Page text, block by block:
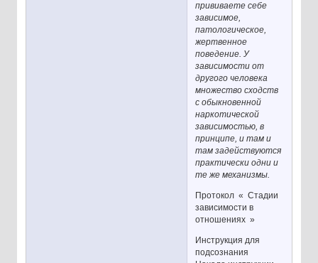
прививаете себе
зависимое,
патологическое,
жертвенное
поведение. У
зависимости от
другого человека
множество сходств
с обыкновенной
наркотической
зависимостью, в
принципе, и там и
там задействуются
практически одни и
те же механизмы.
Протокол « Стадии
зависимости в
отношениях »
Инструкция для
подсознания